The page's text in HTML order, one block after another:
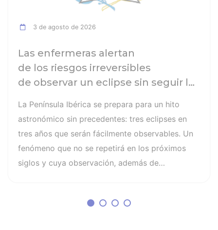
3 de agosto de 2026
Las enfermeras alertan
de los riesgos irreversibles
de observar un eclipse sin seguir las
solar es el mayor de los peligros
La Península Ibérica se prepara para un hito
astronómico sin precedentes: tres eclipses en
tres años que serán fácilmente observables. Un
fenómeno que no se repetirá en los próximos
siglos y cuya observación, además de
insuperable y una lesión irreversible. El mayor